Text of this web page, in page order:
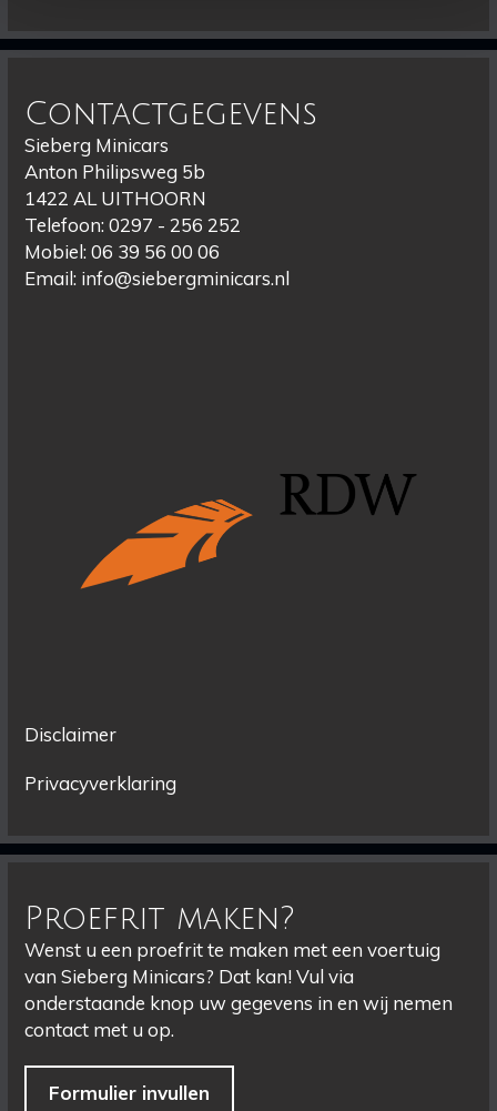
Contactgegevens
Sieberg Minicars
Anton Philipsweg 5b
1422 AL UITHOORN
Telefoon: 0297 - 256 252
Mobiel: 06 39 56 00 06
Email: info@siebergminicars.nl
Disclaimer
Privacyverklaring
Proefrit maken?
Wenst u een proefrit te maken met een voertuig
van Sieberg Minicars? Dat kan! Vul via
onderstaande knop uw gegevens in en wij nemen
contact met u op.
Formulier invullen